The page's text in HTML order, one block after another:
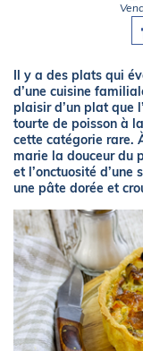
Il y a des plats qui
d’une cuisine
plaisir d’un plat que
tourte de poisson à
cette catégorie rare.
marie la douceur du
et l’onctuosité d’une
une pâte dorée et